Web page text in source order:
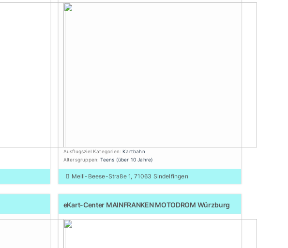
Ausflugsziel Kategorien:Kartbahn
Altersgruppen:Teens (über 10 Jahre)
Melli-Beese-Straße 1, 71063 Sindelfingen
eKart-Center MAINFRANKEN MOTODROM Würzburg